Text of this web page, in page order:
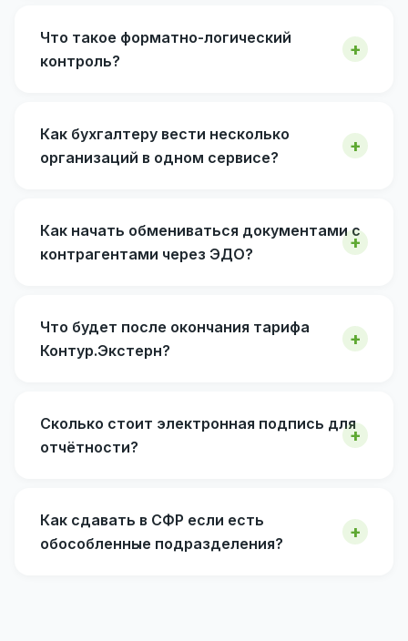
Что такое форматно-логический
контроль?
Как бухгалтеру вести несколько
организаций в одном сервисе?
Как начать обмениваться документами с
контрагентами через ЭДО?
Что будет после окончания тарифа
Контур.Экстерн?
Сколько стоит электронная подпись для
отчётности?
Как сдавать в СФР если есть
обособленные подразделения?